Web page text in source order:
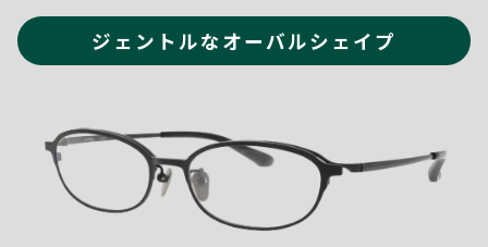
ジェントルなオーバルシェイプ